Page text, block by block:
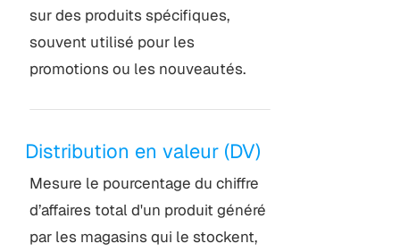
sur des produits spécifiques,
souvent utilisé pour les
promotions ou les nouveautés.
Distribution en valeur (DV)
Mesure le pourcentage du chiffre
d’affaires total d'un produit généré
par les magasins qui le stockent,